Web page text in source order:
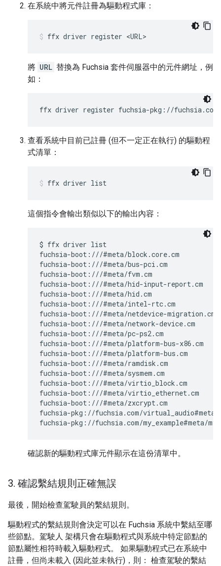
在系統中將元件註冊為驅動程式庫：
ffx driver register <URL>
將 URL 替換為 Fuchsia 套件伺服器中的元件網址，例
如：
查看系統中目前已註冊 (但不一定正在執行) 的驅動程
式清單：
ffx driver list
這個指令會輸出類似以下的輸出內容：
$ ffx driver list
fuchsia-boot:///#meta/block.core.cm
fuchsia-boot:///#meta/bus-pci.cm
fuchsia-boot:///#meta/fvm.cm
fuchsia-boot:///#meta/hid-input-report.cm
fuchsia-boot:///#meta/hid.cm
fuchsia-boot:///#meta/intel-rtc.cm
fuchsia-boot:///#meta/netdevice-migration.cm
fuchsia-boot:///#meta/network-device.cm
fuchsia-boot:///#meta/pc-ps2.cm
fuchsia-boot:///#meta/platform-bus-x86.cm
fuchsia-boot:///#meta/platform-bus.cm
fuchsia-boot:///#meta/ramdisk.cm
fuchsia-boot:///#meta/sysmem.cm
fuchsia-boot:///#meta/virtio_block.cm
fuchsia-boot:///#meta/virtio_ethernet.cm
fuchsia-boot:///#meta/zxcrypt.cm
fuchsia-pkg://fuchsia.com/
確認新的驅動程式庫元件顯示在這份清單中。
3. 確認繫結規則正確無誤
最後，開始檢查駕駛員的繫結規則。
驅動程式的繫結規則會決定可以在 Fuchsia 系統中繫結至哪
些節點。駕駛人 架構只會在驅動程式與系統中特定節點的
節點屬性相符時載入驅動程式。 如果驅動程式已在系統中
註冊，但尚未載入 (因此並未執行)，則： 檢查駕駛的繫結